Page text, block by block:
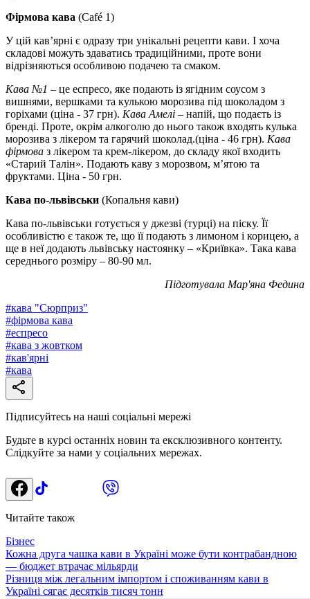
Фірмова кава (Café 1)
У цій кав’ярні є одразу три унікальні рецепти кави. І хоча
складові можуть здаватись традиційними, проте вони
відрізняються особливою подачею та смаком.
Кава №1 – це еспресо, яке подають із ягідним соусом з
вишнями, вершками та кулькою морозива під шоколадом з
горіхами (ціна - 37 грн). Кава Амелі – напій, що подаєть із
бренді. Проте, окрім алкоголю до нього також входять кулька
морозива з лікером та гарячий шоколад.(ціна - 46 грн). Кава
фірмова з лікером та крем-лікером, до складу якої входить
«Старий Талін». Подають каву з морозвом, м’ятою та
фруктами. Ціна - 50 грн.
Кава по-львівськи (Копальня кави)
Кава по-львівськи готується у джезві (турці) на піску. Її
особливістю є також те, що її подають з лимоном і корицею, а
ще в неї додають львівську настоянку – «Криївка». Така кава
середнього розміру – 80-90 мл.
Підготувала Мар'яна Федина
#кава "Сюрприз"
#фірмова кава
#еспресо
#кава з жовтком
#кав'ярні
#кава
Підписуйтесь на наші соціальні мережі
Будьте в курсі останніх новин та ексклюзивного контенту.
Слідкуйте за нами у соціальних мережах.
Читайте також
Бізнес
Кожна друга чашка кави в Україні може бути контрабандною
— бюджет втрачає мільярди
Різниця між легальним імпортом і споживанням кави в
Україні сягає десятків тисяч тонн